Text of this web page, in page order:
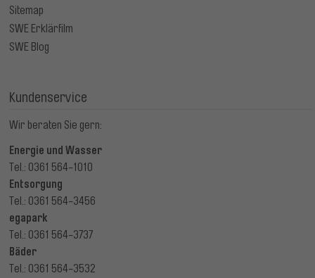
Sitemap
SWE Erklärfilm
SWE Blog
Kundenservice
Wir beraten Sie gern:
Energie und Wasser
Tel.: 0361 564-1010
Entsorgung
Tel.: 0361 564-3456
egapark
Tel.: 0361 564-3737
Bäder
Tel.: 0361 564-3532